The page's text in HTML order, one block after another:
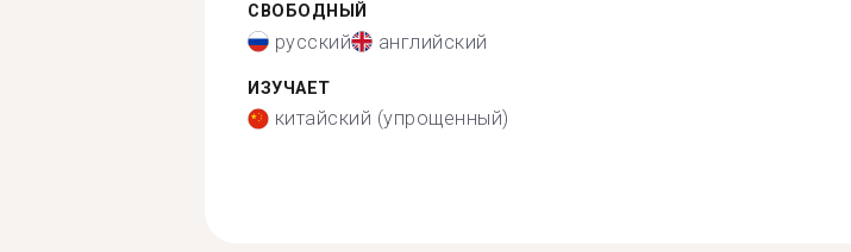
СВОБОДНЫЙ
русский английский
ИЗУЧАЕТ
китайский (упрощенный)